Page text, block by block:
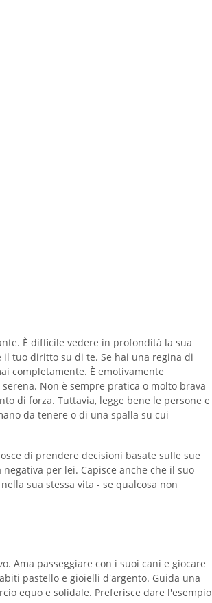
È difficile vedere in profondità la sua
tuo diritto su di te. Se hai una regina di
completamente. È emotivamente
Non è sempre pratica o molto brava
di forza. Tuttavia, legge bene le persone e
da tenere o di una spalla su cui
di prendere decisioni basate sulle sue
per lei. Capisce anche che il suo
sua stessa vita - se qualcosa non
Ama passeggiare con i suoi cani e giocare
pastello e gioielli d'argento. Guida una
equo e solidale. Preferisce dare l'esempio